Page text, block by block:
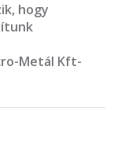
hogy
Metál Kft-